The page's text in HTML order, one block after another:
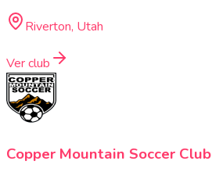
Riverton, Utah
Ver club
Copper Mountain Soccer Club